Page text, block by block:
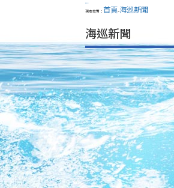
:::
現在位置： 首頁>海巡新聞
海巡新聞